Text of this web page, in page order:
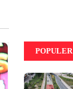
POPULER